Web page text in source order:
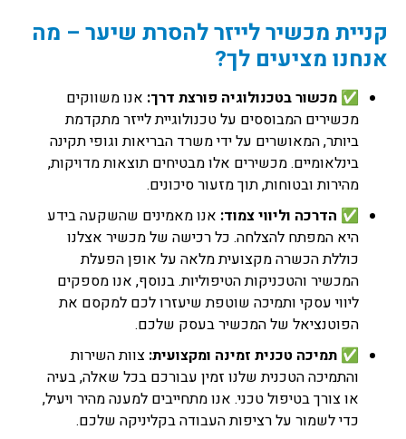
קניית מכשיר לייזר להסרת שיער – מה
אנחנו מציעים לך?
✅ מכשור בטכנולוגיה פורצת דרך: אנו משווקים
מכשירים המבוססים על טכנולוגיית לייזר מתקדמת
ביותר, המאושרים על ידי משרד הבריאות וגופי תקינה
בינלאומיים. מכשירים אלו מבטיחים תוצאות מדויקות,
מהירות ובטוחות, תוך מזעור סיכונים.
✅ הדרכה וליווי צמוד: אנו מאמינים שהשקעה בידע
היא המפתח להצלחה. כל רכישה של מכשיר אצלנו
כוללת הכשרה מקצועית מלאה על אופן הפעלת
המכשיר והטכניקות הטיפוליות. בנוסף, אנו מספקים
ליווי עסקי ותמיכה שוטפת שיעזרו לכם למקסם את
הפוטנציאל של המכשיר בעסק שלכם.
✅ תמיכה טכנית זמינה ומקצועית: צוות השירות
והתמיכה הטכנית שלנו זמין עבורכם בכל שאלה, בעיה
או צורך בטיפול טכני. אנו מתחייבים למענה מהיר ויעיל,
כדי לשמור על רציפות העבודה בקליניקה שלכם.